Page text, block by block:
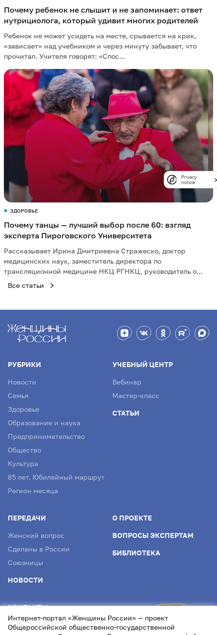
Почему ребенок не слышит и не запоминает: ответ
нутрициолога, который удивит многих родителей
Ребенок не может усидеть на месте, срывается на крик,
«зависает» над учебником и через минуту забывает, что
прочитал. Учителя говорят: «Спос...
ЗДОРОВЬЕ
Почему танцы — лучший выбор после 60: взгляд
эксперта Пироговского Университета
Рассказывает Ирина Дмитриевна Стражеско, доктор
медицинских наук, заместитель директора по
трансляционной медицине НКЦ РГНКЦ, руководитель о...
Все статьи
РУБРИКИ
Новости
Семья
Здоровье
Образование и наука
Предпринимательство
Общество
Культура
85 лет. Юбилейный маршрут
Регион месяца
УЧЕБНЫЙ ЦЕНТР
Вебинар
Мастер-класс
СТАТЬИ
ПЕРЕДАЧИ
Женский вопрос
Сделаны в России
Союзницы
НОВОСТИ
О ПРОЕКТЕ
ВОПРОСЫ ЭКСПЕРТАМ
БИБЛИОТЕКА
КОНТАКТЫ
info@womenofrussia.online
Интернет-портал «Женщины России» — проект
Общероссийской общественно-государственной
Privacy
notice